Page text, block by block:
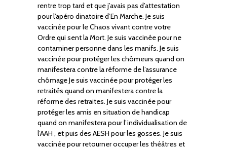
rentre trop tard et que j’avais pas d’attestation
pour l’apéro dinatoire d’En Marche. Je suis
vaccinée pour le Chaos vivant contre votre
Ordre qui sent la Mort. Je suis vaccinée pour ne
contaminer personne dans les manifs. Je suis
vaccinée pour protéger les chômeurs quand on
manifestera contre la réforme de l’assurance
chômage Je suis vaccinée pour protéger les
retraités quand on manifestera contre la
réforme des retraites. Je suis vaccinée pour
protéger les amis en situation de handicap
quand on manifestera pour l’individualisation de
l’AAH , et puis des AESH pour les gosses. Je suis
vaccinée pour retourner occuper les théâtres et